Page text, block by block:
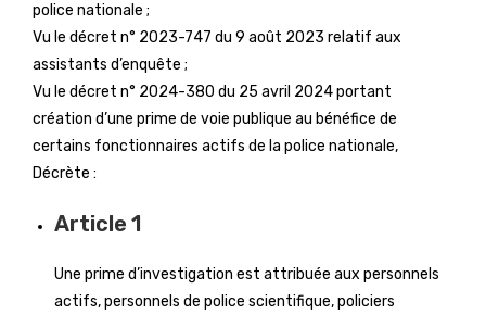
police nationale ;
Vu le décret n° 2023-747 du 9 août 2023 relatif aux
assistants d’enquête ;
Vu le décret n° 2024-380 du 25 avril 2024 portant
création d’une prime de voie publique au bénéfice de
certains fonctionnaires actifs de la police nationale,
Décrète :
Article 1
Une prime d’investigation est attribuée aux personnels
actifs, personnels de police scientifique, policiers